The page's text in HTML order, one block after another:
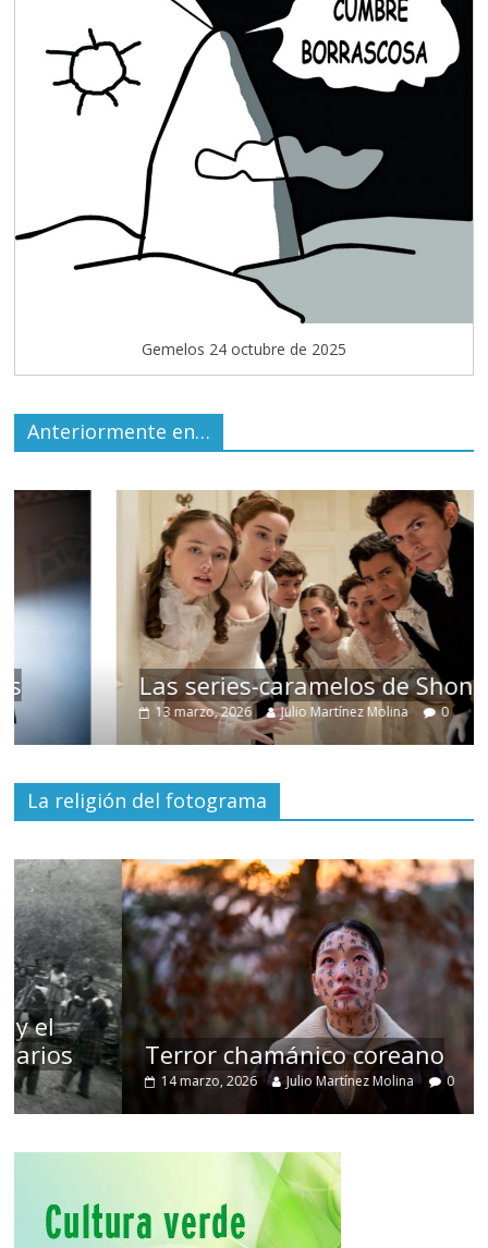
Gemelos 24 octubre de 2025
Anteriormente en…
Las series-caramelos de Shondaland
13 marzo, 2026 Julio Martínez Molina 0
La religión del fotograma
Terror chamánico coreano
14 marzo, 2026 Julio Martínez Molina 0